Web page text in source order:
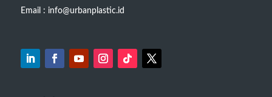
Email : info@urbanplastic.id